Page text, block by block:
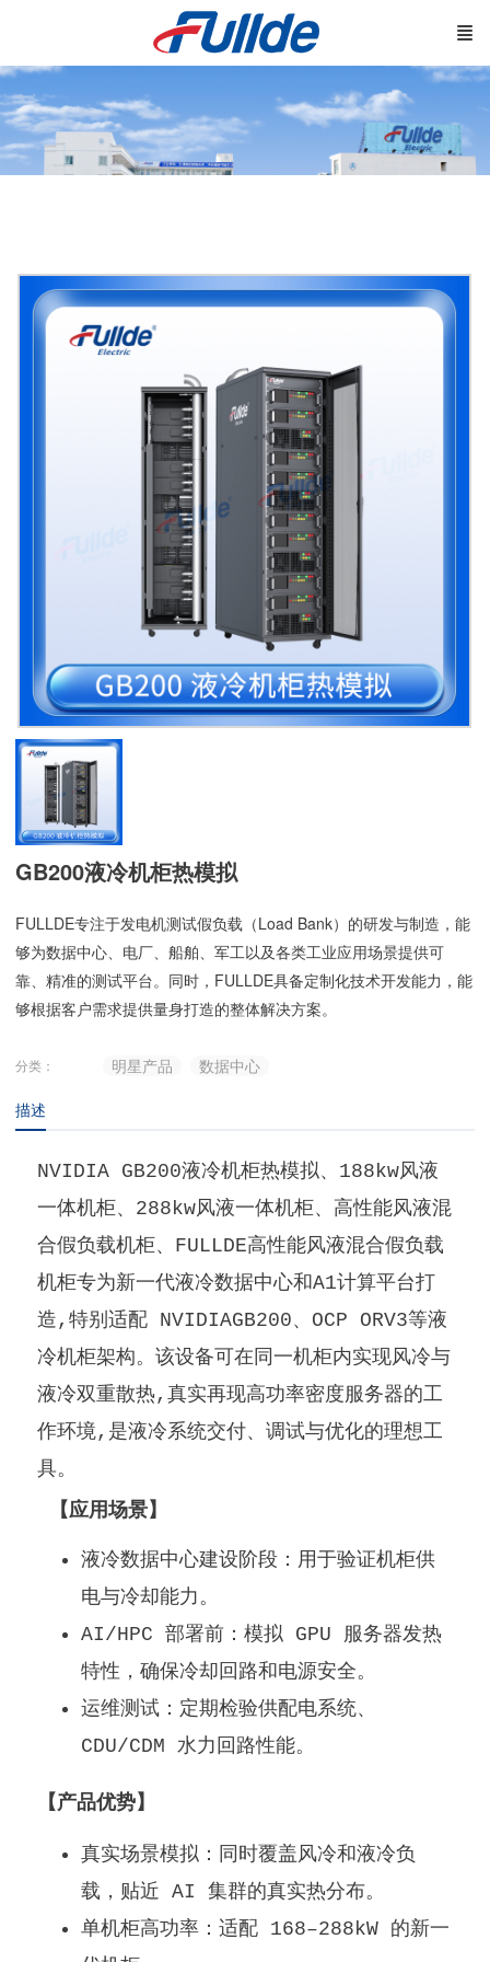
GB200液冷机柜热模拟
FULLDE专注于发电机测试假负载（Load Bank）的研发与制造，能
够为数据中心、电厂、船舶、军工以及各类工业应用场景提供可
靠、精准的测试平台。同时，FULLDE具备定制化技术开发能力，能
够根据客户需求提供量身打造的整体解决方案。
分类： 明星产品
数据中心
描述
NVIDIA GB200液冷机柜热模拟、188kw风液
一体机柜、288kw风液一体机柜、高性能风液混
合假负载机柜、FULLDE高性能风液混合假负载
机柜专为新一代液冷数据中心和A1计算平台打
造,特别适配 NVIDIAGB200、OCP ORV3等液
冷机柜架构。该设备可在同一机柜内实现风冷与
液冷双重散热,真实再现高功率密度服务器的工
作环境,是液冷系统交付、调试与优化的理想工
具。
【应用场景】
液冷数据中心建设阶段：用于验证机柜供
电与冷却能力。
AI/HPC 部署前：模拟 GPU 服务器发热
特性，确保冷却回路和电源安全。
运维测试：定期检验供配电系统、
CDU/CDM 水力回路性能。
【产品优势】
真实场景模拟：同时覆盖风冷和液冷负
载，贴近 AI 集群的真实热分布。
单机柜高功率：适配 168–288kW 的新一